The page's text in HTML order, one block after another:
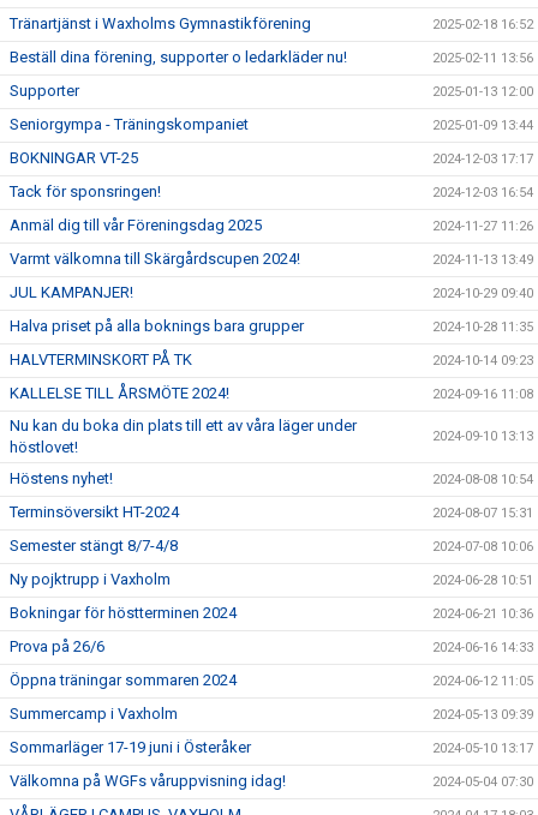
Tränartjänst i Waxholms Gymnastikförening 2025-02-18 16:52
Beställ dina förening, supporter o ledarkläder nu! 2025-02-11 13:56
Supporter 2025-01-13 12:00
Seniorgympa - Träningskompaniet 2025-01-09 13:44
BOKNINGAR VT-25 2024-12-03 17:17
Tack för sponsringen! 2024-12-03 16:54
Anmäl dig till vår Föreningsdag 2025 2024-11-27 11:26
Varmt välkomna till Skärgårdscupen 2024! 2024-11-13 13:49
JUL KAMPANJER! 2024-10-29 09:40
Halva priset på alla boknings bara grupper 2024-10-28 11:35
HALVTERMINSKORT PÅ TK 2024-10-14 09:23
KALLELSE TILL ÅRSMÖTE 2024! 2024-09-16 11:08
Nu kan du boka din plats till ett av våra läger under
höstlovet!
2024-09-10 13:13
Höstens nyhet! 2024-08-08 10:54
Terminsöversikt HT-2024 2024-08-07 15:31
Semester stängt 8/7-4/8 2024-07-08 10:06
Ny pojktrupp i Vaxholm 2024-06-28 10:51
Bokningar för höstterminen 2024 2024-06-21 10:36
Prova på 26/6 2024-06-16 14:33
Öppna träningar sommaren 2024 2024-06-12 11:05
Summercamp i Vaxholm 2024-05-13 09:39
Sommarläger 17-19 juni i Österåker 2024-05-10 13:17
Välkomna på WGFs våruppvisning idag! 2024-05-04 07:30